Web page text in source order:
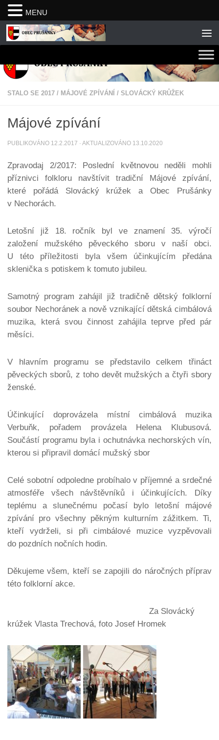
Skip to content
STALO SE 2017 / MÁJOVÉ ZPÍVÁNÍ / SLOVÁCKÝ KRŮŽEK
Májové zpívání
PUBLIKOVÁNO 12.2.2017 · AKTUALIZOVÁNO 13.10.2020
Zpravodaj 2/2017: Poslední květnovou neděli mohli
příznivci folkloru navštívit tradiční Májové zpívání,
které pořádá Slovácký krúžek a Obec Prušánky
v Nechorách.
Letošní již 18. ročník byl ve znamení 35. výročí
založení mužského pěveckého sboru v naší obci.
U této příležitosti byla všem účinkujícím předána
sklenička s potiskem k tomuto jubileu.
Samotný program zahájil již tradičně dětský folklorní
soubor Nechoránek a nově vznikající dětská cimbálová
muzika, která svou činnost zahájila teprve před pár
měsíci.
V hlavním programu se představilo celkem třináct
pěveckých sborů, z toho devět mužských a čtyři sbory
ženské.
Účinkující doprovázela místní cimbálová muzika
Verbuňk, pořadem provázela Helena Klubusová.
Součástí programu byla i ochutnávka nechorských vín,
kterou si připravil domácí mužský sbor
Celé sobotní odpoledne probíhalo v příjemné a srdečné
atmosféře všech návštěvníků i účinkujících. Díky
teplému a slunečnému počasí bylo letošní májové
zpívání pro všechny pěkným kulturním zážitkem. Ti,
kteří vydrželi, si při cimbálové muzice vyzpěvovali
do pozdních nočních hodin.
Děkujeme všem, kteří se zapojili do náročných příprav
této folklorní akce.
Za Slovácký
krúžek Vlasta Trechová, foto Josef Hromek
MENU